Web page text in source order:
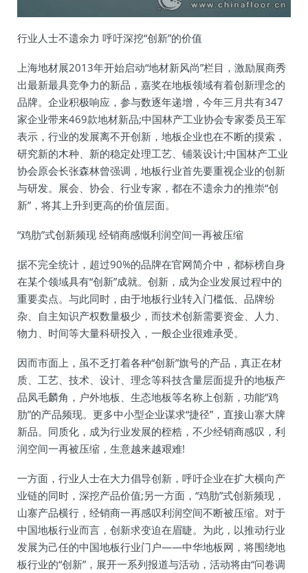
行业人士不遗余力 呼吁深挖“创新”的价值
上海地材展2013年开始启动“地材新风尚”栏目，激励展商秀
出最新最具竞争力的新品，嘉奖在地板领域有着创新理念的
品牌。企业积极响应，参与数逐年递增，今年三月共有347
家企业带来469款地材新品;中国林产工业协会专家委员王军
表示，行业的发展离不开创新，地板企业也在不断的摸索，
研究新的木种、新的稳定处理工艺、铺装设计;中国林产工业
协会原会长张森林曾强调，地板行业首先要重视企业的创新
与研发。展会、协会、行业专家，都在不遗余力的推崇“创
新”，将其上升到更高的价值层面。
“鸡肋”式创新频现 经销商感慨利润空间一再被压缩
据不完全统计，超过90%的品牌在官网简介中，都标榜自身
在某个领域具有“创新”成就。创新，成为企业发展过程中的
重要卖点。与此同时，由于地板行业转入门槛低、品牌纷
杂、自主知识产权数量极少，而技术创新需要资金、人力、
物力、时间等大量科研投入，一般企业很难承受。
因而市面上，虽不乏打着各种“创新”旗号的产品，真正在材
质、工艺、技术、设计、理念等科技含量层面提升的地板产
品凤毛麟角，户外地板、生态地板等名称上创新，功能“鸡
肋”的产品频现。更多中小型企业谋求“捷径”，直接山寨大牌
新品。同质化，成为行业发展的桎梏，不少经销商感叹，利
润空间一再被压缩，生意越来越艰难!
一方面，行业人士在大力倡导创新，呼吁企业在扩大横向产
业链的同时，深挖产品价值;另一方面，“鸡肋”式创新频现，
山寨产品横行，经销商一再感叹利润空间不断被压缩。对于
中国地板行业而言，创新求变迫在眉睫。为此，以推动行业
发展为己任的中国地板行业门户——中华地板网，将围绕地
板行业的“创新”，展开一系列报道与活动，活动将由“问卷调